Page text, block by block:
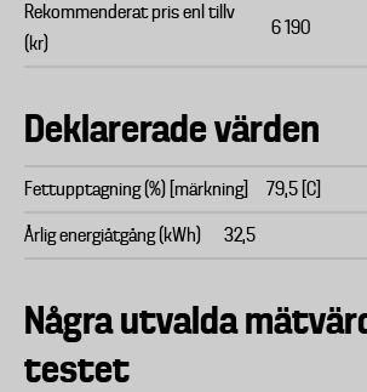
Rekommenderat pris enl tillv
(kr)
6 190
Deklarerade värden
Fettupptagning (%) [märkning] 79,5 [C]
Årlig energiåtgång (kWh) 32,5
Några utvalda
testet